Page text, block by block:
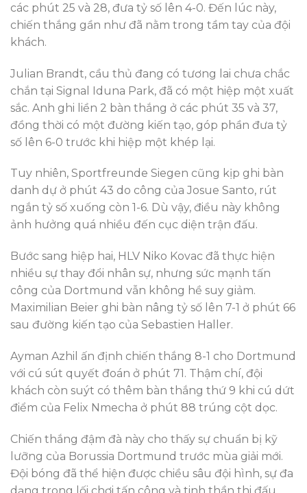
các phút 25 và 28, đưa tỷ số lên 4-0. Đến lúc này,
chiến thắng gần như đã nằm trong tầm tay của đội
khách.
Julian Brandt, cầu thủ đang có tương lai chưa chắc
chắn tại Signal Iduna Park, đã có một hiệp một xuất
sắc. Anh ghi liền 2 bàn thắng ở các phút 35 và 37,
đồng thời có một đường kiến tạo, góp phần đưa tỷ
số lên 6-0 trước khi hiệp một khép lại.
Tuy nhiên, Sportfreunde Siegen cũng kịp ghi bàn
danh dự ở phút 43 do công của Josue Santo, rút
ngắn tỷ số xuống còn 1-6. Dù vậy, điều này không
ảnh hưởng quá nhiều đến cục diện trận đấu.
Bước sang hiệp hai, HLV Niko Kovac đã thực hiện
nhiều sự thay đổi nhân sự, nhưng sức mạnh tấn
công của Dortmund vẫn không hề suy giảm.
Maximilian Beier ghi bàn nâng tỷ số lên 7-1 ở phút 66
sau đường kiến tạo của Sebastien Haller.
Ayman Azhil ấn định chiến thắng 8-1 cho Dortmund
với cú sút quyết đoán ở phút 71. Thậm chí, đội
khách còn suýt có thêm bàn thắng thứ 9 khi cú dứt
điểm của Felix Nmecha ở phút 88 trúng cột dọc.
Chiến thắng đậm đà này cho thấy sự chuẩn bị kỹ
lưỡng của Borussia Dortmund trước mùa giải mới.
Đội bóng đã thể hiện được chiều sâu đội hình, sự đa
dạng trong lối chơi tấn công và tinh thần thi đấu